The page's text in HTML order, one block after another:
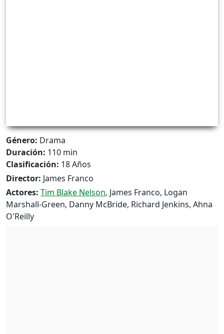
Género: Drama
Duración: 110 min
Clasificación: 18 Años
Director: James Franco
Actores: Tim Blake Nelson, James Franco, Logan
Marshall-Green, Danny McBride, Richard Jenkins, Ahna
O'Reilly